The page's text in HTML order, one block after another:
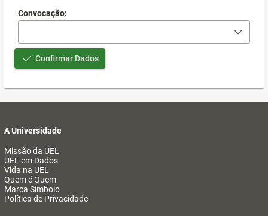
Convocação:
Confirmar Dados
A Universidade
Missão da UEL
UEL em Dados
Vida na UEL
Quem é Quem
Marca Símbolo
Política de Privacidade